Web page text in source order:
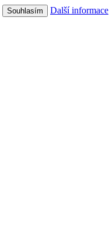
Souhlasím Další informace